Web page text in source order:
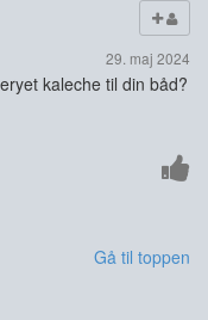
29. maj 2024
kaleche til din båd?
Gå til toppen